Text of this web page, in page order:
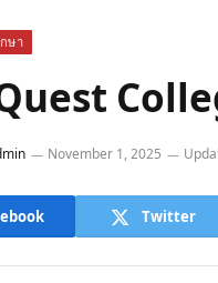
ษา
November 1, 2025
Twitter